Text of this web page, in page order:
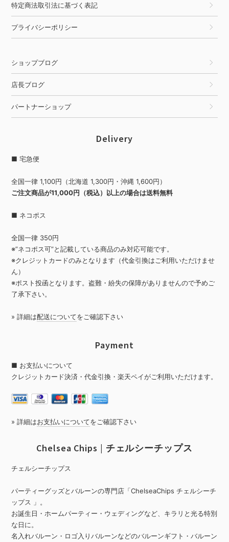
特定商法取引法に基づく表記
プライバシーポリシー
ショップブログ
店長ブログ
パートナーショップ
Delivery
■ 宅急便
全国一律 1,100円（北海道 1,300円・沖縄 1,600円）
ご注文商品が11,000円（税込）以上の場合は送料無料
■ ネコポス
全国一律 350円
※”ネコポス可”と記載している商品のみ対応可能です。
※クレジットカードのみとなります（代金引換はご利用いただけませ
ん）
※ポスト投函となります。盗難・紛失の保障がありませんので予めご
了承下さい。
» 詳細は配送についてをご確認下さい
Payment
■ お支払いについて
クレジットカード決済・代金引換・楽天ペイがご利用いただけます。
» 詳細はお支払いについてをご確認下さい
Chelsea Chips | チェルシーチップス
チェルシーチップス
パーティーグッズとバルーンの専門店「ChelseaChips チェルシーチ
ップス 」。
お誕生日・ホームパーティー・ウェディングなど、キラリと光る特別
な日に。
名入れバルーン・ロゴ入りバルーンなどのバルーンギフト・バルーン